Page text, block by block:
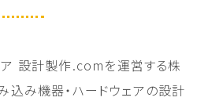
設計製作.comを運営する株
込み機器・ハードウェアの設計